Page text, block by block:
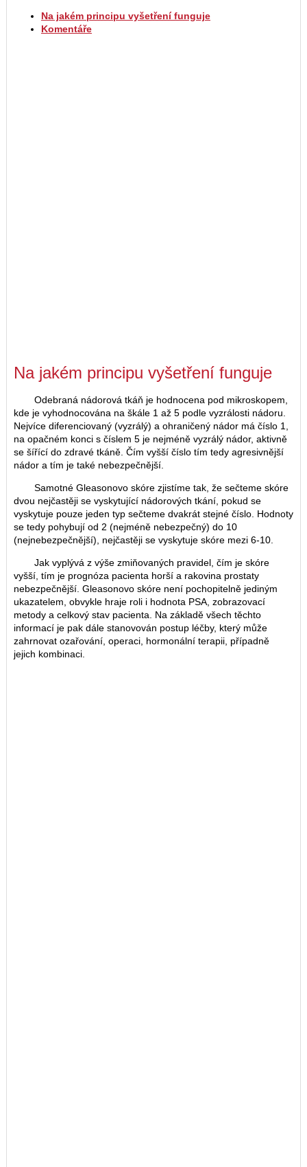
Na jakém principu vyšetření funguje
Komentáře
Na jakém principu vyšetření funguje
Odebraná nádorová tkáň je hodnocena pod mikroskopem,
kde je vyhodnocována na škále 1 až 5 podle vyzrálosti nádoru.
Nejvíce diferenciovaný (vyzrálý) a ohraničený nádor má číslo 1,
na opačném konci s číslem 5 je nejméně vyzrálý nádor, aktivně
se šířící do zdravé tkáně. Čím vyšší číslo tím tedy agresivnější
nádor a tím je také nebezpečnější.
Samotné Gleasonovo skóre zjistíme tak, že sečteme skóre
dvou nejčastěji se vyskytující nádorových tkání, pokud se
vyskytuje pouze jeden typ sečteme dvakrát stejné číslo. Hodnoty
se tedy pohybují od 2 (nejméně nebezpečný) do 10
(nejnebezpečnější), nejčastěji se vyskytuje skóre mezi 6-10.
Jak vyplývá z výše zmiňovaných pravidel, čím je skóre
vyšší, tím je prognóza pacienta horší a rakovina prostaty
nebezpečnější. Gleasonovo skóre není pochopitelně jediným
ukazatelem, obvykle hraje roli i hodnota PSA, zobrazovací
metody a celkový stav pacienta. Na základě všech těchto
informací je pak dále stanovován postup léčby, který může
zahrnovat ozařování, operaci, hormonální terapii, případně
jejich kombinaci.